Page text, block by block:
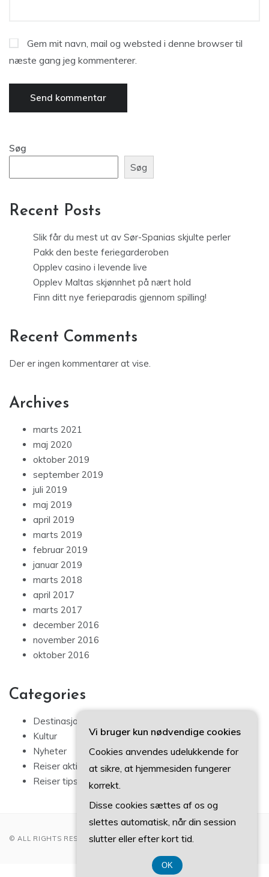
Gem mit navn, mail og websted i denne browser til
næste gang jeg kommenterer.
Søg
Søg
Recent Posts
Slik får du mest ut av Sør-Spanias skjulte perler
Pakk den beste feriegarderoben
Opplev casino i levende live
Opplev Maltas skjønnhet på nært hold
Finn ditt nye ferieparadis gjennom spilling!
Recent Comments
Der er ingen kommentarer at vise.
Archives
marts 2021
maj 2020
oktober 2019
september 2019
juli 2019
maj 2019
april 2019
marts 2019
februar 2019
januar 2019
marts 2018
april 2017
marts 2017
december 2016
november 2016
oktober 2016
Categories
Destinasjoner
Kultur
Nyheter
Reiser aktiviteter
Reiser tips
© ALL RIGHTS RESERVED 2022
Vi bruger kun nødvendige cookies
Cookies anvendes udelukkende for
at sikre, at hjemmesiden fungerer
korrekt.
Disse cookies sættes af os og
slettes automatisk, når din session
slutter eller efter kort tid.
OK